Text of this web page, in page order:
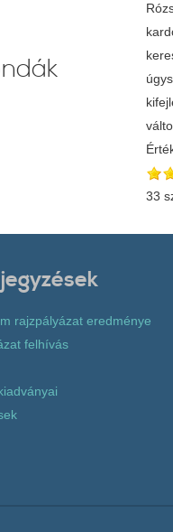
33
rajzpályázat eredménye
felhívás